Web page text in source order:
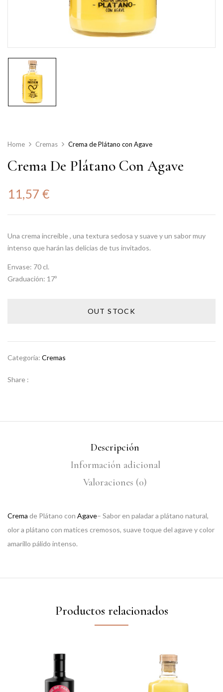
Home Cremas Crema de Plátano con Agave
Crema De Plátano Con Agave
11,57 €
Una crema increíble , una textura sedosa y suave y un sabor muy
intenso que harán las delicias de tus invitados.
Envase: 70 cl.
Graduación: 17º
OUT STOCK
Categoría: Cremas
Share :
Descripción
Información adicional
Valoraciones (0)
Crema de Plátano con Agave– Sabor en paladar a plátano natural,
olor a plátano con matices cremosos, suave toque del agave y color
amarillo pálido intenso.
Productos relacionados